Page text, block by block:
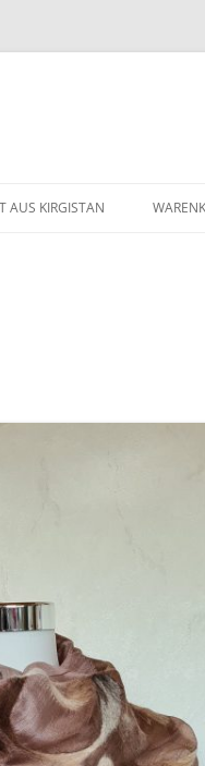
AUS KIRGISTAN